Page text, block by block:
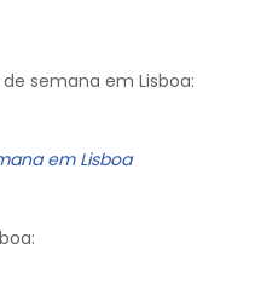
semana em Lisboa:
em Lisboa